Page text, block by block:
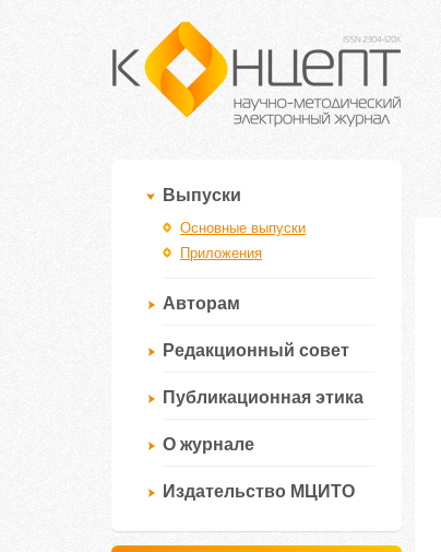
Выпуски
Основные выпуски
Приложения
Авторам
Редакционный совет
Публикационная этика
О журнале
Издательство МЦИТО